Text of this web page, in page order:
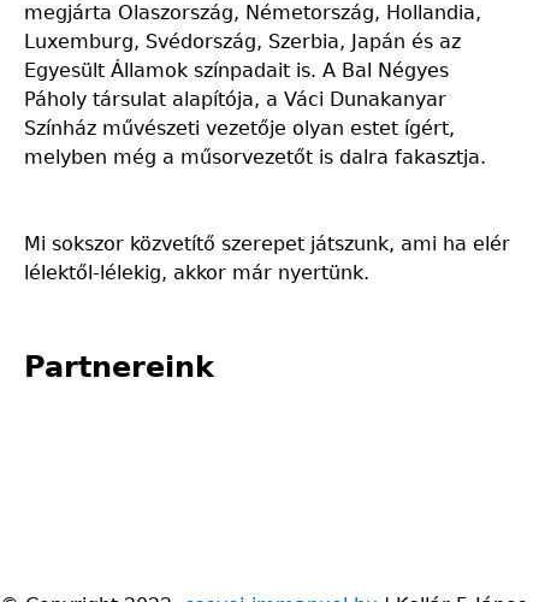
megjárta Olaszország, Németország, Hollandia,
Luxemburg, Svédország, Szerbia, Japán és az
Egyesült Államok színpadait is. A Bal Négyes
Páholy társulat alapítója, a Váci Dunakanyar
Színház művészeti vezetője olyan estet ígért,
melyben még a műsorvezetőt is dalra fakasztja.
Mi sokszor közvetítő szerepet játszunk, ami ha elér
lélektől-lélekig, akkor már nyertünk.
Partnereink